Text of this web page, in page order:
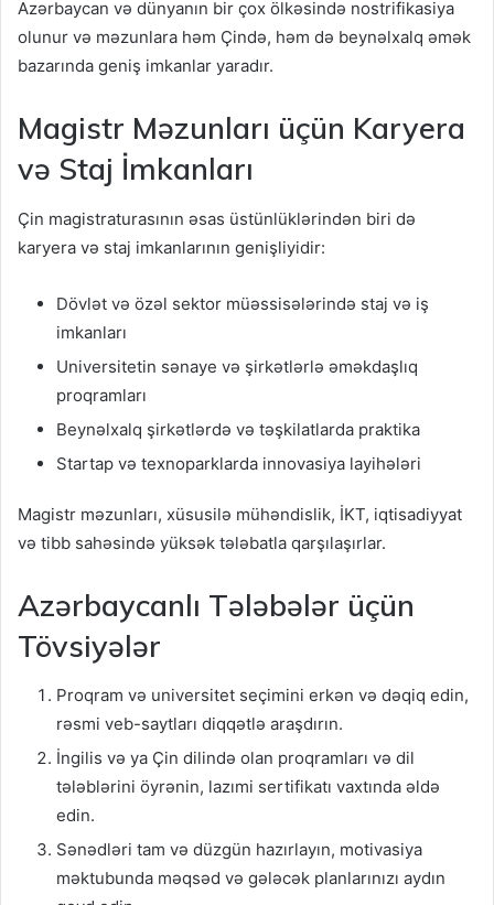
Azərbaycan və dünyanın bir çox ölkəsində nostrifikasiya
olunur və məzunlara həm Çində, həm də beynəlxalq əmək
bazarında geniş imkanlar yaradır.
Magistr Məzunları üçün Karyera
və Staj İmkanları
Çin magistraturasının əsas üstünlüklərindən biri də
karyera və staj imkanlarının genişliyidir:
Dövlət və özəl sektor müəssisələrində staj və iş
imkanları
Universitetin sənaye və şirkətlərlə əməkdaşlıq
proqramları
Beynəlxalq şirkətlərdə və təşkilatlarda praktika
Startap və texnoparklarda innovasiya layihələri
Magistr məzunları, xüsusilə mühəndislik, İKT, iqtisadiyyat
və tibb sahəsində yüksək tələbatla qarşılaşırlar.
Azərbaycanlı Tələbələr üçün
Tövsiyələr
Proqram və universitet seçimini erkən və dəqiq edin,
rəsmi veb-saytları diqqətlə araşdırın.
İngilis və ya Çin dilində olan proqramları və dil
tələblərini öyrənin, lazımi sertifikatı vaxtında əldə
edin.
Sənədləri tam və düzgün hazırlayın, motivasiya
məktubunda məqsəd və gələcək planlarınızı aydın